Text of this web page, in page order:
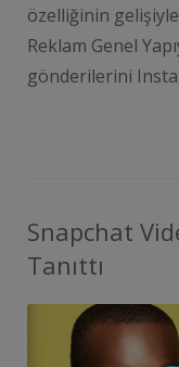
özelliğinin
Reklam Genel
gönderilerini
Snapchat
Tanıttı